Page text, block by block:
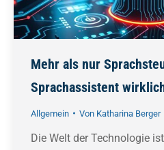
Mehr als nur
Sprachassistent
Allgemein Von Katharina Berger
Die Welt der Technologie